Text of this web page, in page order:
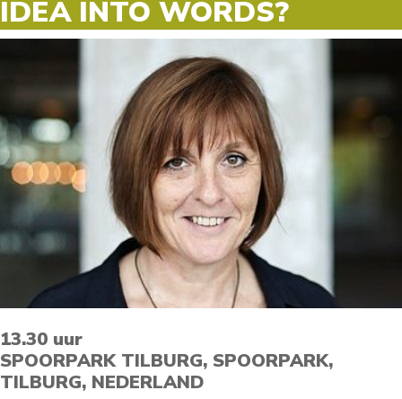
IDEA INTO WORDS?
13.30 uur
SPOORPARK TILBURG, SPOORPARK,
TILBURG, NEDERLAND